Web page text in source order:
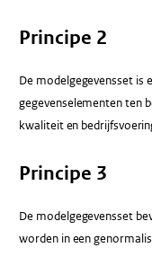
Principe 2
De modelgegevensset is
gegevenselementen ten
kwaliteit en
Principe 3
De modelgegevensset
worden in een